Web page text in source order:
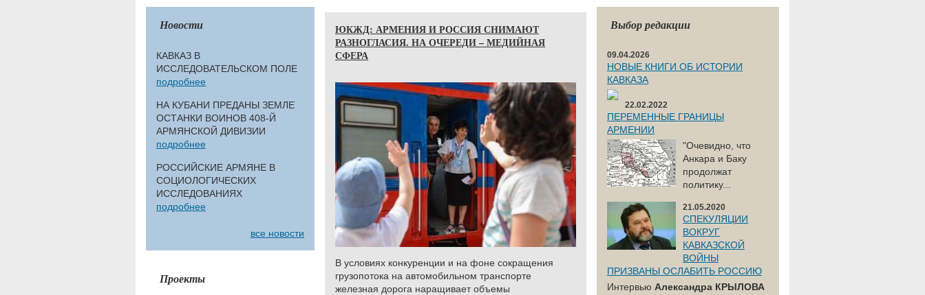
Новости
КАВКАЗ В
ИССЛЕДОВАТЕЛЬСКОМ ПОЛЕ
подробнее
НА КУБАНИ ПРЕДАНЫ ЗЕМЛЕ
ОСТАНКИ ВОИНОВ 408-Й
АРМЯНСКОЙ ДИВИЗИИ
подробнее
РОССИЙСКИЕ АРМЯНЕ В
СОЦИОЛОГИЧЕСКИХ
ИССЛЕДОВАНИЯХ
подробнее
все новости
Проекты
ЮКЖД: АРМЕНИЯ И РОССИЯ СНИМАЮТ
РАЗНОГЛАСИЯ. НА ОЧЕРЕДИ – МЕДИЙНАЯ
СФЕРА
В условиях конкуренции и на фоне сокращения
грузопотока на автомобильном транспорте
железная дорога наращивает объемы
Выбор редакции
09.04.2026
НОВЫЕ КНИГИ ОБ ИСТОРИИ
КАВКАЗА
22.02.2022
ПЕРЕМЕННЫЕ ГРАНИЦЫ
АРМЕНИИ
"Очевидно, что
Анкара и Баку
продолжат
политику...
21.05.2020
СПЕКУЛЯЦИИ
ВОКРУГ
КАВКАЗСКОЙ
ВОЙНЫ
ПРИЗВАНЫ ОСЛАБИТЬ РОССИЮ
Интервью Александра КРЫЛОВА